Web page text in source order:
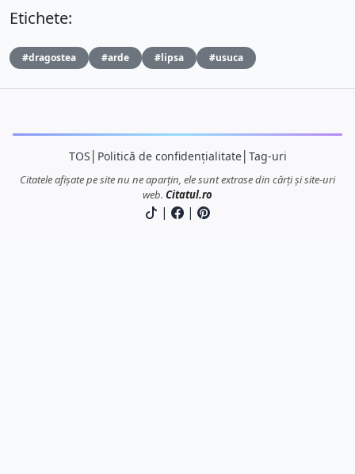
Etichete:
#dragostea #arde #lipsa #usuca
TOS Politică de confidențialitate│ Tag-uri
Citatele afișate pe site nu ne aparțin, ele sunt extrase din cărți și site-uri
web. Citatul.ro
| |